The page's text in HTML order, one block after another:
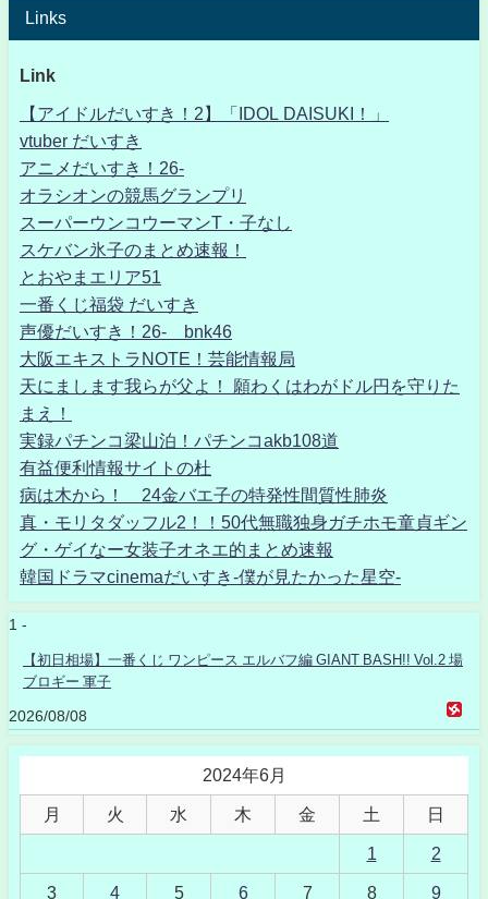
Links
Link
【アイドルだいすき！2】「IDOL DAISUKI！」
vtuber だいすき
アニメだいすき！26-
オラシオンの競馬グランプリ
スーパーウンコウーマンT・子なし
スケバン氷子のまとめ速報！
とおやまエリア51
一番くじ福袋 だいすき
声優だいすき！26- bnk46
大阪エキストラNOTE！芸能情報局
天にまします我らが父よ！ 願わくはわがドル円を守りた
まえ！
実録パチンコ梁山泊！パチンコakb108道
有益便利情報サイトの杜
病は木から！ 24金バエ子の特発性間質性肺炎
真・モリタダッフル2！！50代無職独身ガチホモ童貞ギン
グ・ゲイなー女装子オネエ的まとめ速報
韓国ドラマcinemaだいすき-僕が見たかった星空-
1 -
【初日相場】一番くじ ワンピース エルバフ編 GIANT BASH!! Vol.2 場
ブロギー 軍子
2026/08/08
2024年6月
月 火 水 木 金 土 日
1 2
3 4 5 6 7 8 9